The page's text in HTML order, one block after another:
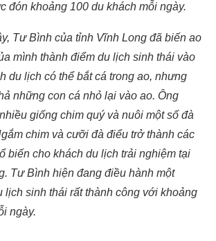
đón khoảng 100 du khách mỗi ngày.
Tư Bình của tỉnh Vĩnh Long đã biến ao
mình thành điểm du lịch sinh thái vào
du lịch có thể bắt cá trong ao, nhưng
những con cá nhỏ lại vào ao. Ông
giống chim quý và nuôi một số đà
chim và cưỡi đà điểu trở thành các
biến cho khách du lịch trải nghiệm tại
Tư Bình hiện đang điều hành một
lịch sinh thái rất thành công với khoảng
ngày.